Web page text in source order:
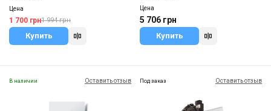
Цена
1 700 грн1 994 грн
Купить
Цена
5 706 грн
Купить
В наличии Оставить отзыв Под заказ Оставить отзыв